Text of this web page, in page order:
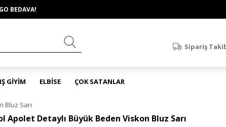
BEDAVA!
Sipariş
GİYİM ELBİSE ÇOK SATANLAR
Bluz Sarı
Apolet Detaylı Büyük Beden Viskon Bluz Sarı